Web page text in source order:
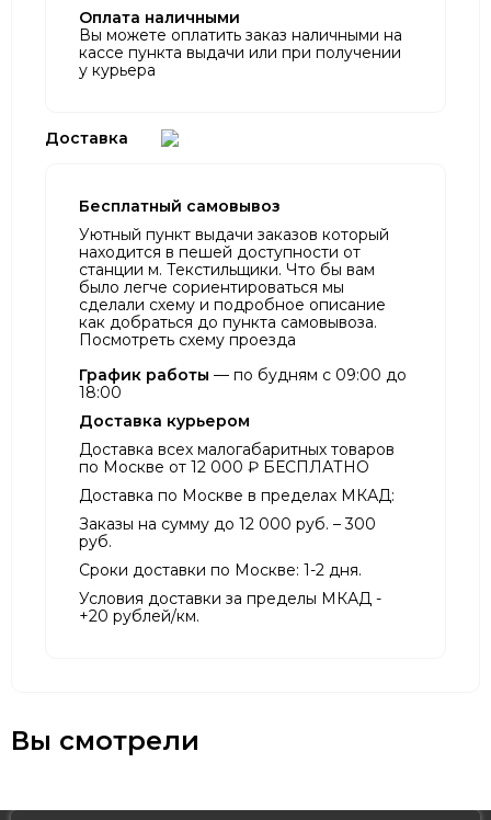
Оплата наличными
Вы можете оплатить заказ наличными на
кассе пункта выдачи или при получении
у курьера
Доставка
Бесплатный самовывоз
Уютный пункт выдачи заказов который
находится в пешей доступности от
станции м. Текстильщики. Что бы вам
было легче сориентироваться мы
сделали схему и подробное описание
как добраться до пункта самовывоза.
Посмотреть схему проезда
График работы — по будням с 09:00 до
18:00
Доставка курьером
Доставка всех малогабаритных товаров
по Москве от 12 000 ₽ БЕСПЛАТНО
Доставка по Москве в пределах МКАД:
Заказы на сумму до 12 000 руб. – 300
руб.
Сроки доставки по Москве: 1-2 дня.
Условия доставки за пределы МКАД -
+20 рублей/км.
Вы смотрели